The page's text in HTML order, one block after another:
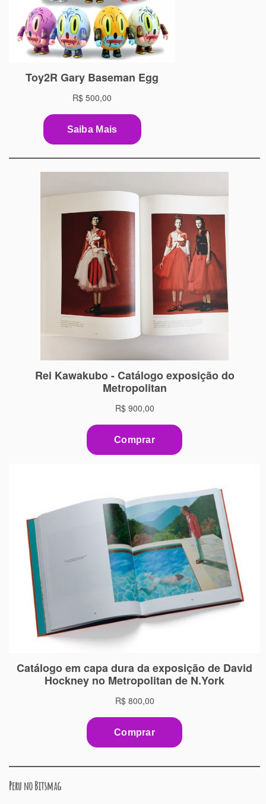
Peru no Bitsmag